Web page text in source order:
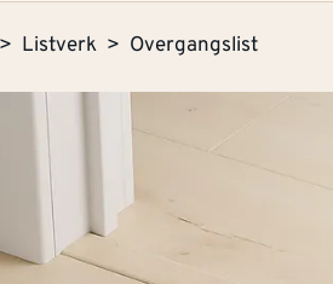
Listverk Overgangslist